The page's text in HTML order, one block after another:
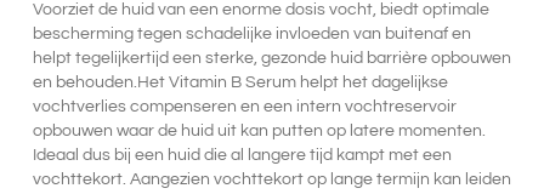
Voorziet de huid van een enorme dosis vocht, biedt optimale
bescherming tegen schadelijke invloeden van buitenaf en
helpt tegelijkertijd een sterke, gezonde huid barrière opbouwen
en behouden.Het Vitamin B Serum helpt het dagelijkse
vochtverlies compenseren en een intern vochtreservoir
opbouwen waar de huid uit kan putten op latere momenten.
Ideaal dus bij een huid die al langere tijd kampt met een
vochttekort. Aangezien vochttekort op lange termijn kan leiden